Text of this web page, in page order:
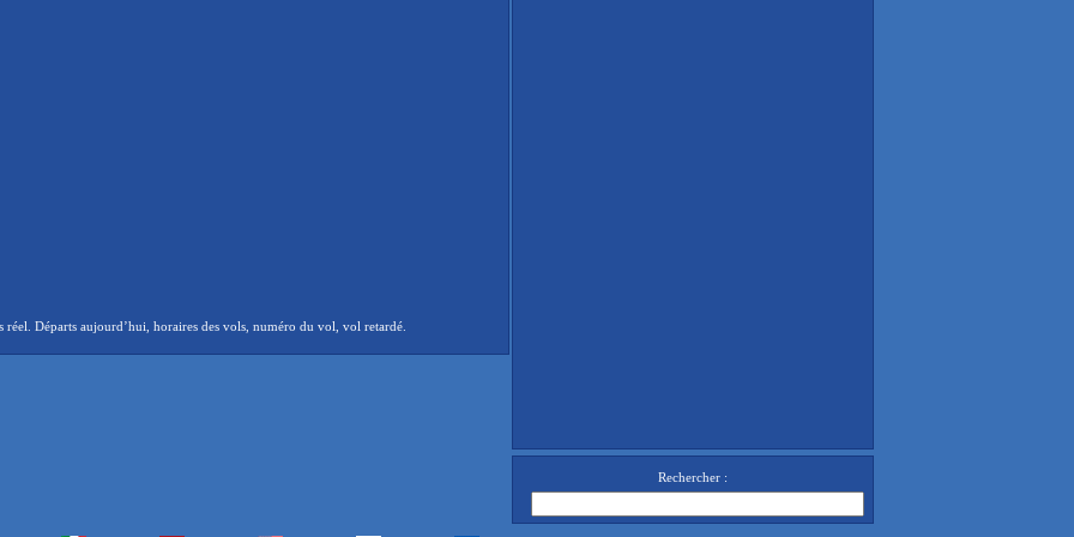
Départs aujourd’hui, horaires des vols, numéro du vol, vol retardé.
Rechercher :